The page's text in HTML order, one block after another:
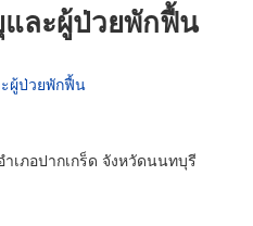
ละผู้ป่วยพักฟื้น
ผู้ป่วยพักฟื้น
เภอปากเกร็ด จังหวัดนนทบุรี